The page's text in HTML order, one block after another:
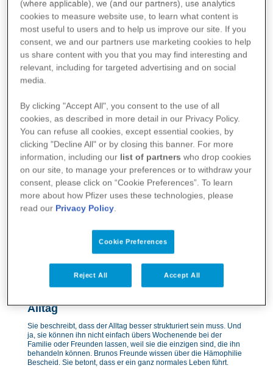
Susanna, Mutter von 2 Kindern, sitzt in ihrer Wohnung auf der
Couch und erzählt über das Leben mit ihrem Sohn Bruno, 5 Jahre
alt, der an Hämophilie erkrankt ist.
Im Alter von 6 Monaten bemerkte sie zum ersten Mal blaue
Flecken an ihm. Anfangs dachte sie, dass sie zu unvorsichtig mit
ihm umgegangen sei. Als er eines Tages sein linkes Bein nicht
ausstrecken konnte, beunruhigte sie das allerdings so sehr, dass
sie nach den Symptomen im Internet suchte. Das Ergebnis lautet
Hämophilie, welches von den Ärzten bestätigt wurde.
Injektionen
Die neue Situation war für die Familie anfangs nicht einfach.
Medikament verabreichen können, damit jeder Sicherheit hat,
wenn er alleine mit Bruno ist. Natürlich war das Prozedere
anfangs herausfordernd. Heute ist die Medikamentengabe für alle
so natürlich wie Zähne putzen.
Alltag
Sie beschreibt, dass der Alltag besser strukturiert sein muss. Und
ja, sie können ihn nicht einfach übers Wochenende bei der
Familie oder Freunden lassen, weil sie die einzigen sind, die ihn
behandeln können. Brunos Freunde wissen über die Hämophilie
Bescheid. Sie betont, dass er ein ganz normales Leben führt.
(where applicable), we (and our partners), useanalytics
cookies to measure website use, to learn what content is
most useful to users and to help us improve our site. If you
consent, we and our partners use marketing cookies to help
us share content with you that you may find interesting and
relevant, including for targeted advertising and on social
media.
By clicking "Accept All", you consent to the use of all
cookies, as described in more detail in our Privacy Policy.
You can refuse all cookies, except essential cookies, by
clicking "Decline All" or by closing this banner. For more
information, including our list of partners who drop cookies
on our site, to manage your preferences or to withdraw your
consent, please click on “Cookie Preferences”. To learn
more about how Pfizer uses these technologies, please
read our Privacy Policy.
Cookie Preferences
Reject All Accept All